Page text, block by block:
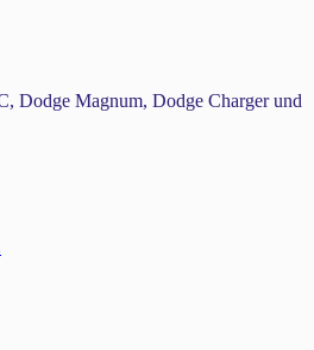
Dodge Magnum, Dodge Charger und